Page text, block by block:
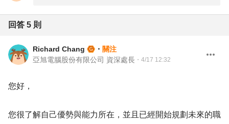
回答 5 則
Richard Chang ・ 關注
亞旭電腦股份有限公司 資深處長 ・ 4/17 12:32
您好，
您很了解自己優勢與能力所在，並且已經開始規劃未來的職